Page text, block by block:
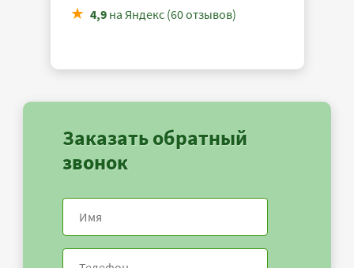
4,9на Яндекс (60 отзывов)
Заказать обратный
звонок